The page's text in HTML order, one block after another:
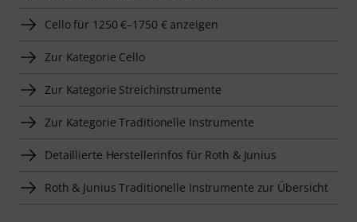
Cello für 1250 €–1750 € anzeigen
Zur Kategorie Cello
Zur Kategorie Streichinstrumente
Zur Kategorie Traditionelle Instrumente
Detaillierte Herstellerinfos für Roth & Junius
Roth & Junius Traditionelle Instrumente zur Übersicht